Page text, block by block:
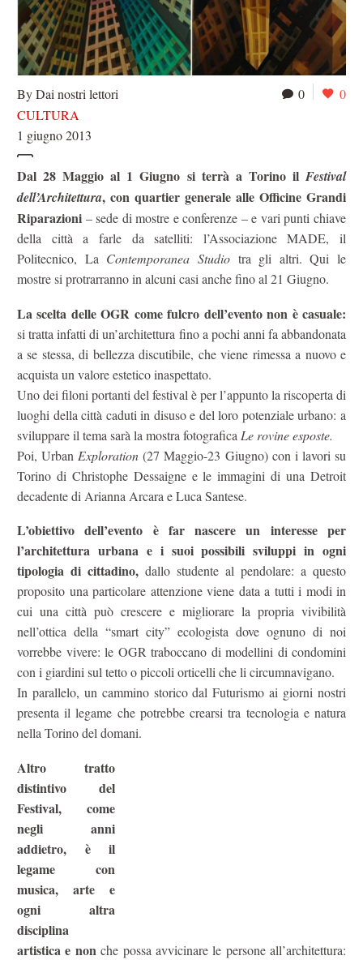
0 0
By Dai nostri lettori
CULTURA
1 giugno 2013
Dal 28 Maggio al 1 Giugno si terrà a Torino il Festival
dell’Architettura, con quartier generale alle Officine Grandi
Riparazioni – sede di mostre e conferenze – e vari punti chiave
della città a farle da satelliti: l’Associazione MADE, il
Politecnico, La Contemporanea Studiotra gli altri. Qui le
mostre si protrarranno in alcuni casi anche fino al 21 Giugno.
La scelta delle OGR come fulcro dell’evento non è casuale:
si tratta infatti di un’architettura fino a pochi anni fa abbandonata
a se stessa, di bellezza discutibile, che viene rimessa a nuovo e
acquista un valore estetico inaspettato.
Uno dei filoni portanti del festival è per l’appunto la riscoperta di
luoghi della città caduti in disuso e del loro potenziale urbano: a
sviluppare il tema sarà la mostra fotografica Le rovine esposte.
Poi, Urban Exploration (27 Maggio-23 Giugno) con i lavori su
Torino di Christophe Dessaigne e le immagini di una Detroit
decadente di Arianna Arcara e Luca Santese.
L’obiettivo dell’evento è far nascere un interesse per
l’architettura urbana e i suoi possibili sviluppi in ogni
tipologia di cittadino, dallo studente al pendolare: a questo
proposito una particolare attenzione viene data a tutti i modi in
cui una città può crescere e migliorare la propria vivibilità
nell’ottica della “smart city” ecologista dove ognuno di noi
vorrebbe vivere: le OGR traboccano di modellini di condomini
con i giardini sul tetto o piccoli orticelli che li circumnavigano.
In parallelo, un cammino storico dal Futurismo ai giorni nostri
presenta il legame che potrebbe crearsi tra tecnologia e natura
nella Torino del domani.
Altro tratto
distintivo del
Festival, come
negli anni
addietro, è il
legame con
musica, arte e
ogni altra
disciplina
artistica e non che possa avvicinare le persone all’architettura: